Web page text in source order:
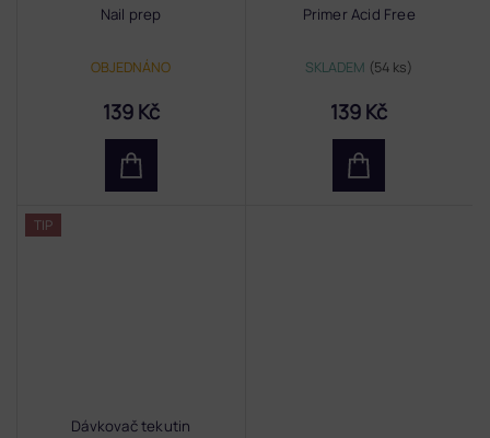
Nail prep
OBJEDNÁNO
139 Kč
Primer Acid Free
SKLADEM (54 ks)
139 Kč
TIP
Dávkovač tekutin